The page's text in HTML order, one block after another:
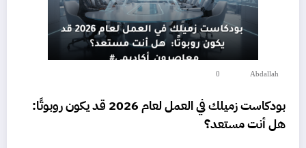
Abdallah
0
بودكاست زميلك في العمل لعام 2026 قد يكون روبوتًا:
هل أنت مستعد؟